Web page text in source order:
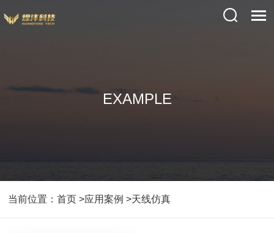
EXAMPLE
当前位置：首页 >应用案例 >天线仿真